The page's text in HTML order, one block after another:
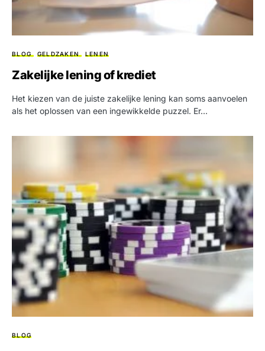
BLOG GELDZAKEN LENEN
Zakelijke lening of krediet
Het kiezen van de juiste zakelijke lening kan soms aanvoelen
als het oplossen van een ingewikkelde puzzel. Er…
BLOG